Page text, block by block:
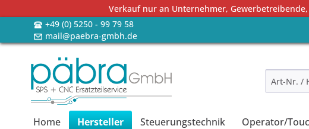
Verkauf nur an Unternehmer,
+49 (0) 5250 - 99 79 58
mail@paebra-gmbh.de
Home Hersteller Steuerungstechnik Operator/